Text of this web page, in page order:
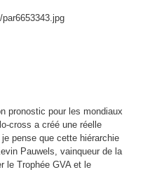
pronostic pour les mondiaux
cross a créé une réelle
pense que cette hiérarchie
Pauwels, vainqueur de la
le Trophée GVA et le